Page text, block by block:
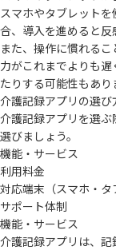
スマホやタブレット
合、導入を進めると反
また、操作に慣れる
力がこれまでよりも遅
たりする可能性もあり
介護記録アプリの選び
介護記録アプリを選ぶ
選びましょう。
機能・サービス
利用料金
対応端末（スマホ・タ
サポート体制
機能・サービス
介護記録アプリは、